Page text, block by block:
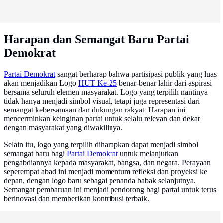
Harapan dan Semangat Baru Partai
Demokrat
Partai Demokrat sangat berharap bahwa partisipasi publik yang luas
akan menjadikan Logo HUT Ke-25 benar-benar lahir dari aspirasi
bersama seluruh elemen masyarakat. Logo yang terpilih nantinya
tidak hanya menjadi simbol visual, tetapi juga representasi dari
semangat kebersamaan dan dukungan rakyat. Harapan ini
mencerminkan keinginan partai untuk selalu relevan dan dekat
dengan masyarakat yang diwakilinya.
Selain itu, logo yang terpilih diharapkan dapat menjadi simbol
semangat baru bagi Partai Demokrat untuk melanjutkan
pengabdiannya kepada masyarakat, bangsa, dan negara. Perayaan
seperempat abad ini menjadi momentum refleksi dan proyeksi ke
depan, dengan logo baru sebagai penanda babak selanjutnya.
Semangat pembaruan ini menjadi pendorong bagi partai untuk terus
berinovasi dan memberikan kontribusi terbaik.